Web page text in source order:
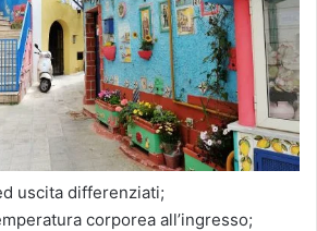
uscita differenziati;
corporea all’ingresso;